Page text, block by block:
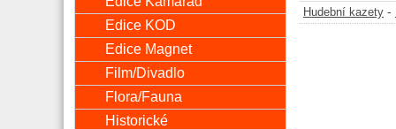
Hudební kazety -
Edice KOD
Edice Magnet
Film/Divadlo
Flora/Fauna
Historické